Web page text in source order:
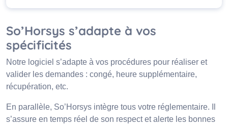
So’Horsys s’adapte à vos
spécificités
Notre logiciel s’adapte à vos procédures pour réaliser et
valider les demandes : congé, heure supplémentaire,
récupération, etc.
En parallèle, So’Horsys intègre tous votre réglementaire. Il
s’assure en temps réel de son respect et alerte les bonnes